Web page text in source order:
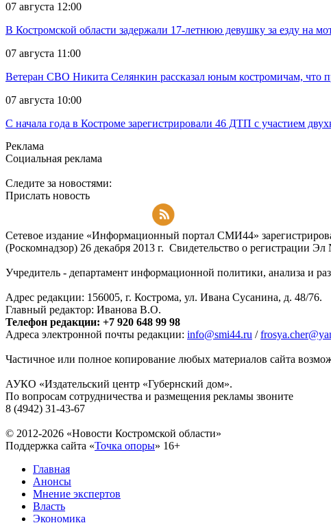
07 августа 12:00
В Костромской области задержали 17-летнюю девушку за езду на
07 августа 11:00
Ветеран СВО Никита Селянкин рассказал юным костромичам, что
07 августа 10:00
С начала года в Костроме зарегистрировали 46 ДТП с участием
Реклама
Социальная реклама
Следите за новостями:
Прислать новость
Сетевое издание «Информационный портал СМИ44»
(Роскомнадзор) 26 декабря 2013 г. Свидетельство о регистрации
Учредитель - департамент информационной политики, анализа и
Адрес редакции: 156005, г. Кострома, ул. Ивана Сусанина, д. 48/76.
Главный редактор: Иванова В.О.
Телефон редакции: +7 920 648 99 98
Адреса электронной почты редакции: info@smi44.ru /
Частичное или полное копирование любых материалов сайта
АУКО «Издательский центр «Губернский дом».
По вопросам сотрудничества и размещения рекламы звоните
8 (4942) 31-43-67
© 2012-2026 «Новости Костромской области»
Поддержка сайта «Точка опоры» 16+
Главная
Анонсы
Мнение экспертов
Власть
Экономика